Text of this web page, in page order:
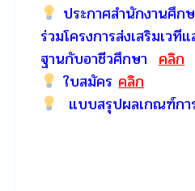
ประกาศสำนักงานศึก
ร่วมโครงการส่งเสริมเว
ฐานกับอาชีวศึกษา คลิก
ใบสมัคร คลิก
แบบสรุปผลเกณฑ์กา